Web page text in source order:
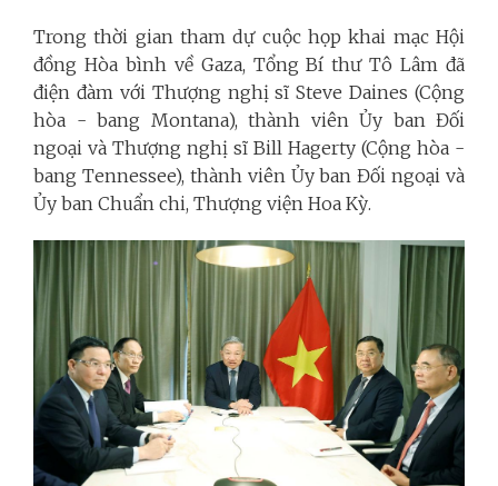
Trong thời gian tham dự cuộc họp khai mạc Hội
đồng Hòa bình về Gaza, Tổng Bí thư Tô Lâm đã
điện đàm với Thượng nghị sĩ Steve Daines (Cộng
hòa - bang Montana), thành viên Ủy ban Đối
ngoại và Thượng nghị sĩ Bill Hagerty (Cộng hòa -
bang Tennessee), thành viên Ủy ban Đối ngoại và
Ủy ban Chuẩn chi, Thượng viện Hoa Kỳ.